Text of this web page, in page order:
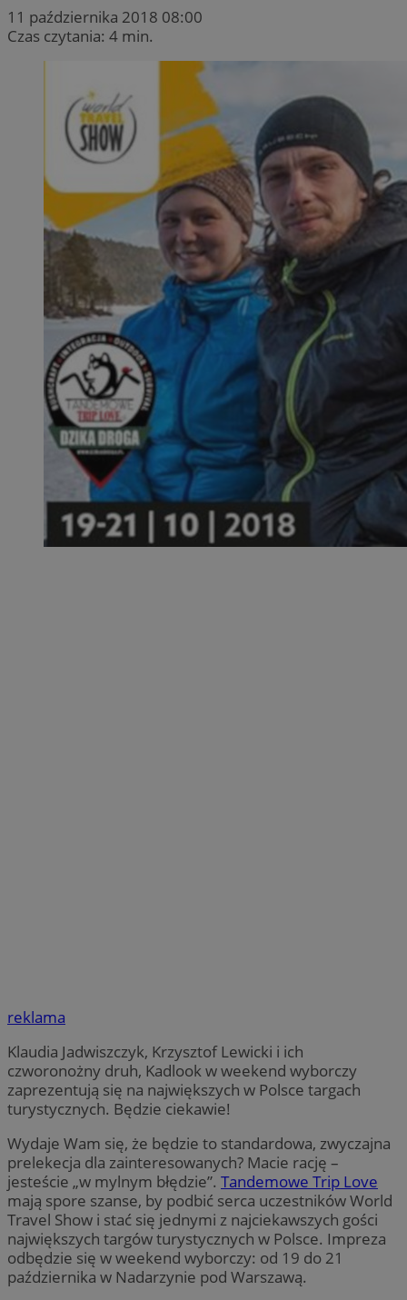
11 października 2018 08:00
Czas czytania: 4 min.
reklama
Klaudia Jadwiszczyk, Krzysztof Lewicki i ich
czworonożny druh, Kadlook w weekend wyborczy
zaprezentują się na największych w Polsce targach
turystycznych. Będzie ciekawie!
Wydaje Wam się, że będzie to standardowa, zwyczajna
prelekecja dla zainteresowanych? Macie rację –
jesteście „w mylnym błędzie”. Tandemowe Trip Love
mają spore szanse, by podbić serca uczestników World
Travel Show i stać się jednymi z najciekawszych gości
największych targów turystycznych w Polsce. Impreza
odbędzie się w weekend wyborczy: od 19 do 21
października w Nadarzynie pod Warszawą.